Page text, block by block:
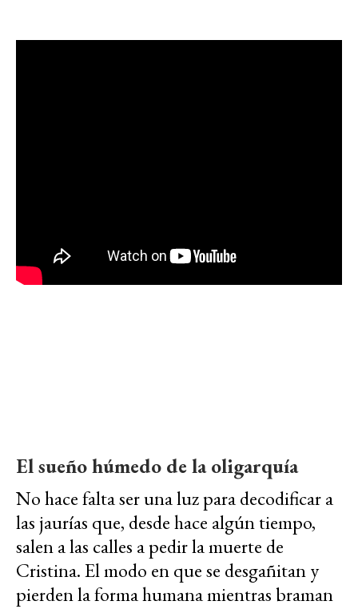
El sueño húmedo de la oligarquía
No hace falta ser una luz para decodificar a
las jaurías que, desde hace algún tiempo,
salen a las calles a pedir la muerte de
Cristina. El modo en que se desgañitan y
pierden la forma humana mientras braman